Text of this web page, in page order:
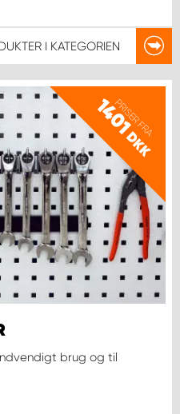
I KATEGORIEN
PRISER FRA
1401
DKK
brug og til